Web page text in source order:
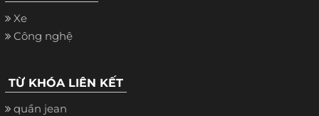
Xe
Công nghệ
TỪ KHÓA LIÊN KẾT
quần jean